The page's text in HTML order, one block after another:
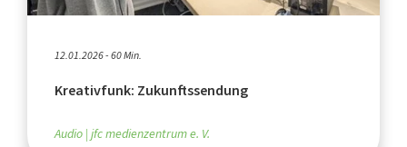
12.01.2026 - 60 Min.
Kreativfunk: Zukunftssendung
Audio jfc medienzentrum e. V.